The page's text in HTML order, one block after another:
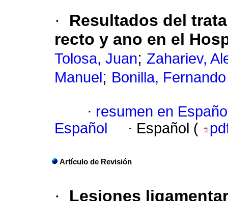
·
Resultados del
recto y ano en el
Tolosa, Juan; Zahariev,
Manuel ; Bonilla, Fernando
· resumen en
Español
· Español (
Artículo de Revisión
·
Lesiones